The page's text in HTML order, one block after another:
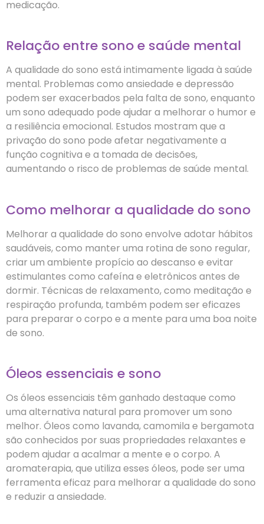
medicação.
Relação entre sono e saúde mental
A qualidade do sono está intimamente ligada à saúde
mental. Problemas como ansiedade e depressão
podem ser exacerbados pela falta de sono, enquanto
um sono adequado pode ajudar a melhorar o humor e
a resiliência emocional. Estudos mostram que a
privação do sono pode afetar negativamente a
função cognitiva e a tomada de decisões,
aumentando o risco de problemas de saúde mental.
Como melhorar a qualidade do sono
Melhorar a qualidade do sono envolve adotar hábitos
saudáveis, como manter uma rotina de sono regular,
criar um ambiente propício ao descanso e evitar
estimulantes como cafeína e eletrônicos antes de
dormir. Técnicas de relaxamento, como meditação e
respiração profunda, também podem ser eficazes
para preparar o corpo e a mente para uma boa noite
de sono.
Óleos essenciais e sono
Os óleos essenciais têm ganhado destaque como
uma alternativa natural para promover um sono
melhor. Óleos como lavanda, camomila e bergamota
são conhecidos por suas propriedades relaxantes e
podem ajudar a acalmar a mente e o corpo. A
aromaterapia, que utiliza esses óleos, pode ser uma
ferramenta eficaz para melhorar a qualidade do sono
e reduzir a ansiedade.